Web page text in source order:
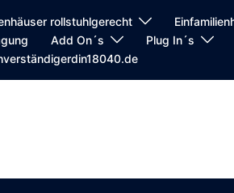
rollstuhlgerecht
Add On´s Plug In´s